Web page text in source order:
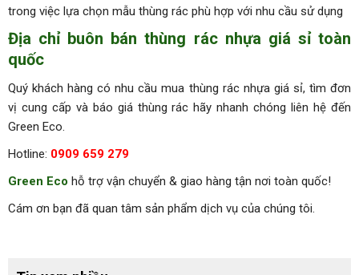
trong việc lựa chọn mẫu thùng rác phù hợp với nhu cầu sử dụng
Địa chỉ buôn bán thùng rác nhựa giá sỉ toàn
quốc
Quý khách hàng có nhu cầu mua thùng rác nhựa giá sỉ, tìm đơn
vị cung cấp và báo giá thùng rác hãy nhanh chóng liên hệ đến
Green Eco.
Hotline: 0909 659 279
Green Eco hỗ trợ vận chuyển & giao hàng tận nơi toàn quốc!
Cám ơn bạn đã quan tâm sản phẩm dịch vụ của chúng tôi.